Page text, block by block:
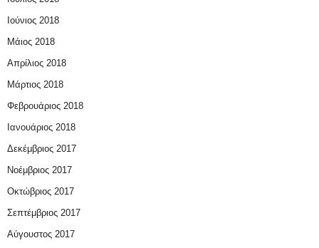
Ιούνιος 2018
Μάιος 2018
Απρίλιος 2018
Μάρτιος 2018
Φεβρουάριος 2018
Ιανουάριος 2018
Δεκέμβριος 2017
Νοέμβριος 2017
Οκτώβριος 2017
Σεπτέμβριος 2017
Αύγουστος 2017